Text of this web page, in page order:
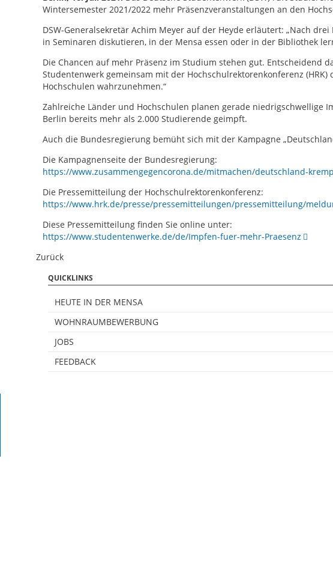
Wintersemester 2021/2022 mehr Präsenzveranstaltungen an den
DSW-Generalsekretär Achim Meyer auf der Heyde erläutert: „Nach
in Seminaren diskutieren, in der Mensa essen oder in der Bibliothek
Die Chancen auf mehr Präsenz im Studium stehen gut. Entscheidend
Studentenwerk gemeinsam mit der Hochschulrektorenkonferenz
Hochschulen wahrzunehmen.“
Zahlreiche Länder und Hochschulen planen gerade niedrigschwellige
Berlin bereits mehr als 2.000 Studierende geimpft.
Auch die Bundesregierung bemüht sich mit der Kampagne
Die Kampagnenseite der Bundesregierung:
https://www.zusammengegencorona.de/mitmachen/deutschland-
Die Pressemitteilung der Hochschulrektorenkonferenz:
https://www.hrk.de/presse/pressemitteilungen/pressemitteilung/
Diese Pressemitteilung finden Sie online unter:
https://www.studentenwerke.de/de/Impfen-fuer-mehr-Praesenz
Zurück
QUICKLINKS
HEUTE IN DER MENSA
WOHNRAUMBEWERBUNG
JOBS
FEEDBACK